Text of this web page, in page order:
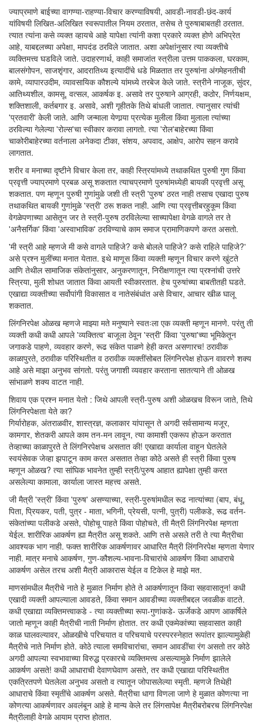
ज्याप्रमाणे बाईच्या वागण्या-राहण्या-विचार करण्याविषयी, आवडी-नावडी-छंद-कार्य
यांविषयी लिखित-अलिखित स्वरूपातील नियम ठरतात, तसेच ते पुरुषाबाबतही ठरतात.
त्यात त्यांना कसे व्यक्त व्हायचे आहे यापेक्षा त्यांनी कशा प्रकारे व्यक्त होणे अभिप्रेत
आहे, याबद्दलच्या अपेक्षा, मापदंड ठरविले जातात. अशा अपेक्षांनुसार त्या व्यक्तीचे
व्यक्तिमत्त्व घडविले जाते. उदाहरणार्थ, काही समाजांत स्त्रीला उत्तम पाककला, घरकाम,
बालसंगोपन, साजशृंगार, आदरातिथ्य इत्यादींचे धडे मिळतात तर पुरुषांना अंगमेहनतीची
कामे, व्यापारउदीम, व्यावसायिक कौशल्ये यांमध्ये तरबेज केले जाते. स्त्रीने नाजूक, सुंदर,
आतिथ्यशील, कामसू, वत्सल, आकर्षक इ. असावे तर पुरुषाने आग्रही, कठोर, निर्णयक्षम,
शक्तिशाली, कर्तबगार इ. असावे, अशी गृहीतके तिथे बांधली जातात. त्यानुसार त्यांची
'प्रतवारी' केली जाते. आणि जन्माला येणार्‍या प्रत्येक मुलीला किंवा मुलाला त्यांच्या
ठरविल्या गेलेल्या 'रोल्स'चा स्वीकार करावा लागतो. त्या 'रोल'बाहेरच्या किंवा
चाकोरीबाहेरच्या वर्तनाला अनेकदा टीका, संशय, अपवाद, आक्षेप, आरोप सहन करावे
लागतात.
शरीर व मनाच्या दृष्टीने विचार केला तर, काही स्त्रियांमध्ये तथाकथित पुरुषी गुण किंवा
प्रवृत्ती ज्याप्रमाणे प्रबळ असू शकतात त्याचप्रमाणे पुरुषांमध्येही बायकी प्रवृत्ती असू
शकतात. पण म्हणून पुरुषी गुणांमुळे जशी ती स्त्री 'पुरुष' ठरत नाही तसाच एखादा पुरुष
तथाकथित बायकी गुणांमुळे 'स्त्री' ठरू शकत नाही. आणि त्या प्रवृत्तीबरहुकूम किंवा
वेगळेपणाच्या आसेतून जर ते स्त्री-पुरुष ठरविलेल्या साच्यापेक्षा वेगळे वागले तर ते
'अनैसर्गिक' किंवा 'अस्वाभाविक' ठरविण्याचे काम समाज प्रामाणिकपणे करत असतो.
'मी स्त्री आहे म्हणजे मी कसे वागले पाहिजे? कसे बोलले पाहिजे? कसे राहिले पाहिजे?'
असे प्रश्न मुलींच्या मनात येतात. इथे माणूस किंवा व्यक्ती म्हणून विचार करणे खुंटते
आणि तेथील सामाजिक संकेतांनुसार, अनुकरणातून, निरीक्षणातून त्या प्रश्नांची उत्तरे
स्त्रिया, मुली शोधत जातात किंवा आयती स्वीकारतात. हेच पुरुषांच्या बाबतीतही घडते.
एखाद्या व्यक्तीच्या सर्वोपांगी विकासात व नातेसंबंधांत असे विचार, आचार खीळ घालू
शकतात.
लिंगनिरपेक्ष ओळख म्हणजे माझ्या मते मनुष्याने स्वतःला एक व्यक्ती म्हणून मानणे. परंतु ती
व्यक्ती कधी कधी आपले 'व्यक्तित्व' बाजूला ठेवून 'स्त्री' किंवा 'पुरुषा'च्या भूमिकेतून
जगाकडे पाहणे, व्यवहार करणे, रूढ संकेत पाळणे हेही करत असणारच! ठरावीक
काळापुरते, ठरावीक परिस्थितीत व ठरावीक व्यक्तींसोबत लिंगनिरपेक्ष होऊन वावरणे शक्य
आहे असे माझा अनुभव सांगतो. परंतु जगाशी व्यवहार करताना सातत्याने ती ओळख
सांभाळणे शक्य वाटत नाही.
शिवाय एक प्रश्न मनात येतो : जिथे आपली स्त्री-पुरुष अशी ओळखच विरून जाते, तिथे
लिंगनिरपेक्षता येते का?
गिर्यारोहक, अंतराळवीर, शास्त्रज्ञ, कलाकार यांपासून ते अगदी सर्वसामान्य मजूर,
कामगार, शेतकरी आपले काम तन-मन लावून, त्या कामाशी एकरूप होऊन करतात
तेव्हाच्या काळापुरते ते लिंगनिरपेक्षच असतात की! एखाद्या कार्याला वाहून घेतलेले
स्वयंसेवक जेव्हा झपाटून काम करत असतात तेव्हा कोठे असते ही स्त्री किंवा पुरुष
म्हणून ओळख? त्या सांघिक भावनेत तुम्ही स्त्री/पुरुष आहात ह्यापेक्षा तुम्ही करत
असलेल्या कामाला, कार्याला जास्त महत्त्व असते.
जी मैत्री 'स्त्री' किंवा 'पुरुष' असण्याच्या, स्त्री-पुरुषांमधील रूढ नात्यांच्या (बाप, बंधू,
पिता, प्रियकर, पती, पुत्र - माता, भगिनी, प्रेयसी, पत्नी, पुत्री) पलीकडे, रूढ वर्तन-
संकेतांच्या पलीकडे असते, पोहोचू पाहते किंवा पोहोचते, ती मैत्री लिंगनिरपेक्ष म्हणता
येईल. शारीरिक आकर्षण ह्या मैत्रीत असू शकते. आणि तसे असले तरी ते त्या मैत्रीचा
आवश्यक भाग नाही. फक्त शारीरिक आकर्षणावर आधारित मैत्री लिंगनिरपेक्ष म्हणता येणार
नाही. मात्र मनाचे आकर्षण, गुण-कौशल्य-भावना-विचारांचे आकर्षण किंवा आधाराचे
आकर्षण असेल तरच अशी मैत्री आकारास येईल व टिकेल हे माझे मत.
माणसांमधील मैत्रीचे नाते हे मुळात निर्माण होते ते आकर्षणातून किंवा सहवासातून! कधी
एखादी व्यक्ती आपल्याला आवडते, किंवा समान आवडीच्या व्यक्तीबद्दल जवळीक वाटते.
कधी एखाद्या व्यक्तिमत्त्वाकडे - त्या व्यक्तीच्या रूपा-गुणांकडे- ऊर्जेकडे आपण आकर्षिले
जातो म्हणून काही मैत्रीची नाती निर्माण होतात. तर कधी एकमेकांच्या सहवासात काही
काळ घालवल्यावर, ओळखीचे परिचयात व परिचयाचे परस्परस्नेहात रूपांतर झाल्यामुळेही
मैत्रीचे नाते निर्माण होते. कोठे त्याला समविचारांचा, समान आवडींचा रंग असतो तर कोठे
अगदी आपल्या स्वभावाच्या विरुद्ध प्रकारचे व्यक्तिमत्त्व असल्यामुळे निर्माण झालेले
आकर्षण असते! कधी आधाराची देवाणघेवाण असते, तर कधी एखाद्या परिस्थितीत
एकत्रितपणे घेतलेला अनुभव असतो व त्यातून जोपासलेल्या स्मृती. म्हणजे तिथेही
आधाराचे किंवा स्मृतींचे आकर्षण असते. मैत्रीचा धागा विणला जाणे हे मुळात कोणत्या ना
कोणत्या आकर्षणावर अवलंबून आहे हे मान्य केले तर लिंगसापेक्ष मैत्रीबरोबरच लिंगनिरपेक्ष
मैत्रीलाही वेगळे आयाम प्राप्त होतात.